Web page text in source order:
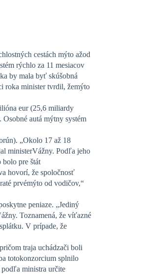
cestách mýto ažod
rýchlo za 11 mesiacov
by mala byť skúšobná
roka minister tvrdil, žemýto
eur (25,6 miliardy
autá mýtny systém
„Okolo 17 až 18
ministerVážny. Podľa jeho
pre štát
hovorí, že spoločnosť
prvémýto od vodičov,“
peniaze. „Jediný
Toznamená, že víťazné
V prípade, že
traja uchádzači boli
totokonzorcium splnilo
ministra určite